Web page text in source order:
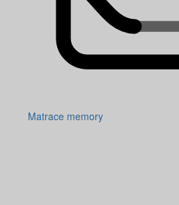
Matrace memory